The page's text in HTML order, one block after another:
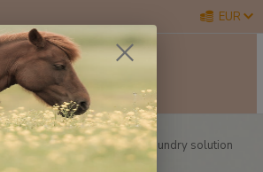
EUR
Absorbine Leather therapy Laundry solution